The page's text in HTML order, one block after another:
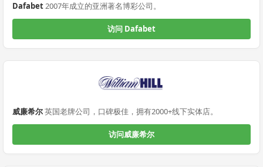
Dafabet2007年成立的亚洲著名博彩公司。
访问 Dafabet
威廉希尔英国老牌公司，口碑极佳，拥有2000+线下实体店。
访问威廉希尔